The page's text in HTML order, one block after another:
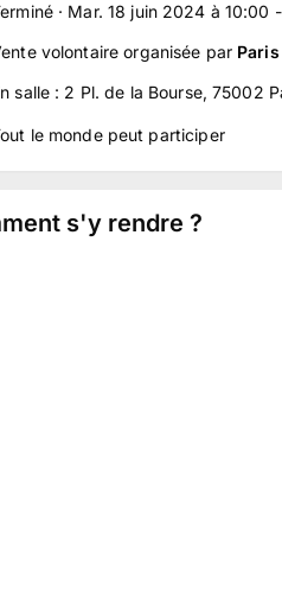
· Mar. 18 juin 2024 à 10:00
volontaire organisée par
salle : 2 Pl. de la Bourse, 75002
le monde peut participer
s'y rendre ?